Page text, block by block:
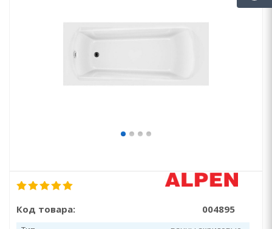
Код товара: 004895